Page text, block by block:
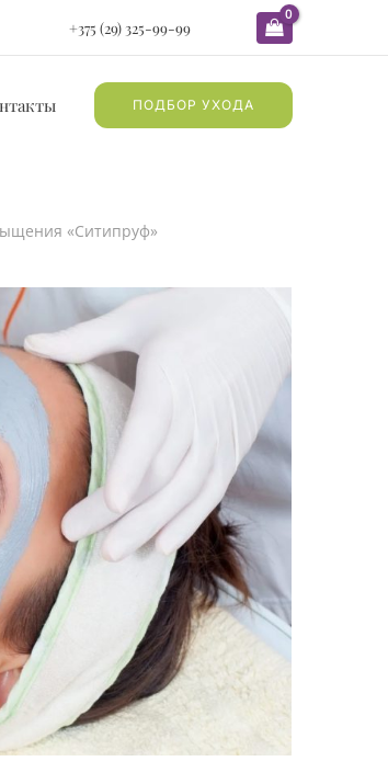
+375 (29) 325-99-99
ПОДБОР УХОДА
«Ситипруф»